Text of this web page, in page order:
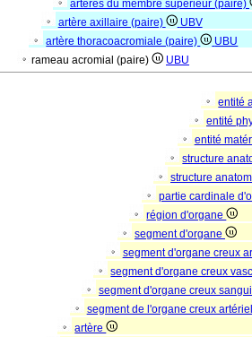
artères du membre supérieur (paire)
artère axillaire (paire)
UBV
artère thoracoacromiale (paire)
UBU
rameau acromial (paire) UBU
entité
entité
entité
structure
structure
partie cardinale
région d'organe
segment d'organe
segment d'organe creux
segment d'organe creux
segment d'organe creux
segment de l'organe creux
artère